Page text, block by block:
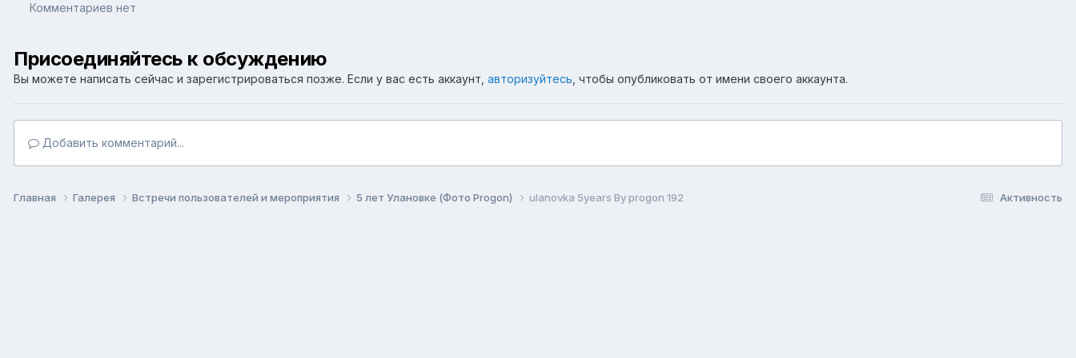
Комментариев нет
Присоединяйтесь к обсуждению
Вы можете написать сейчас и зарегистрироваться позже. Если у вас есть аккаунт, авторизуйтесь , чтобы опубликовать от имени своего аккаунта.
Добавить комментарий...
Активность
Главная Галерея Встречи пользователей и мероприятия 5 лет Улановке (Фото Progon) ulanovka 5years By progon 192